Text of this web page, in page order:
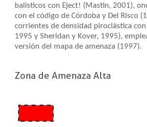
balísticos con Eject! (Mastin, 2001),
con el código de Córdoba y Del Risco
corrientes de densidad piroclástica con
1995 y Sheridan y Kover, 1995),
versión del mapa de amenaza (1997).
Zona de Amenaza Alta